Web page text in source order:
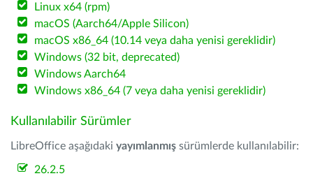
Linux x64 (rpm)
macOS (Aarch64/Apple Silicon)
macOS x86_64 (10.14 veya daha yenisi gereklidir)
Windows (32 bit, deprecated)
Windows Aarch64
Windows x86_64 (7 veya daha yenisi gereklidir)
Kullanılabilir Sürümler
LibreOffice aşağıdaki yayımlanmış sürümlerde kullanılabilir:
26.2.5